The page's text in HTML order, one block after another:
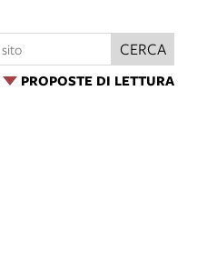
PROPOSTE DI LETTURA
CERCA